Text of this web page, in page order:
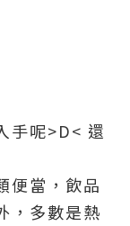
手呢>D< 還
便當，飲品
，多數是熱